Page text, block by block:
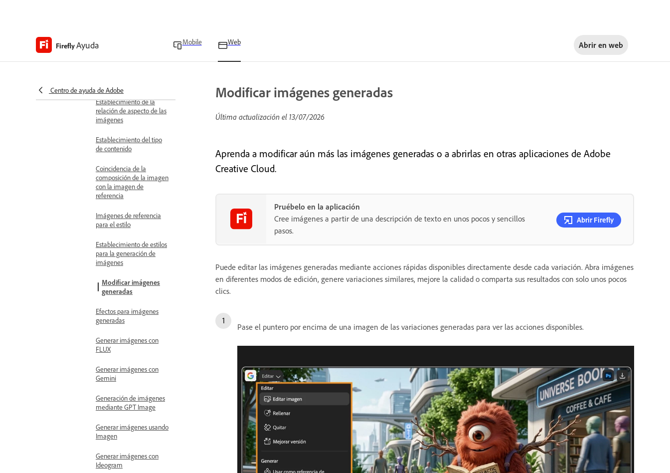
FireflyAyuda Mobile Web Abrir en web
Centro de ayuda de Adobe
generar imágenes
Generación rápida de
Establecimiento de la
relación de aspecto de las
imágenes
Establecimiento del tipo
de contenido
Coincidencia de la
composición de la imagen
con la imagen de
referencia
Imágenes de referencia
para el estilo
Establecimiento de estilos
para la generación de
imágenes
Modificar imágenes
generadas
Efectos para imágenes
generadas
Generar imágenes con
FLUX
Generar imágenes con
Gemini
Generación de imágenes
mediante GPT Image
Generar imágenes usando
Imagen
Generar imágenes con
Ideogram
Modificar imágenes generadas
Última actualización el 13/07/2026
Aprenda a modificar aún más las imágenes generadas o a abrirlas en otras aplicaciones de Adobe
Creative Cloud.
Pruébelo en la aplicación
Cree imágenes a partir de una descripción de texto en unos pocos y sencillos
pasos.
Abrir Firefly
Puede editar las imágenes generadas mediante acciones rápidas disponibles directamente desde cada variación. Abra imágenes
en diferentes modos de edición, genere variaciones similares, mejore la calidad o comparta sus resultados con solo unos pocos
clics.
Pase el puntero por encima de una imagen de las variaciones generadas para ver las acciones disponibles.